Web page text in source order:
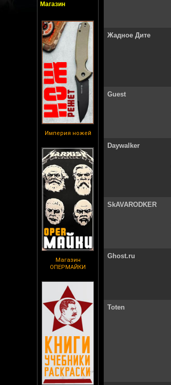
Магазин
Империя ножей
Магазин
ОПЕРМАЙКИ
Жадное Дите
Guest
Daywalker
SkAVARODKER
Ghost.ru
Toten